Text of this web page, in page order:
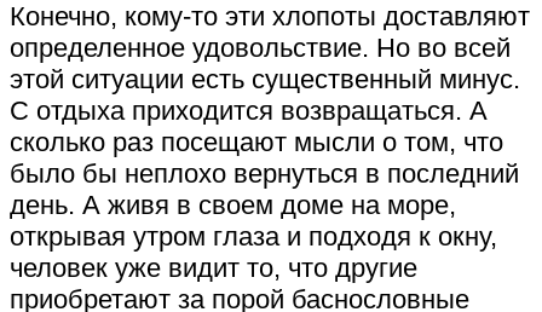
Конечно, кому-то эти хлопоты доставляют
определенное удовольствие. Но во всей
этой ситуации есть существенный минус.
С отдыха приходится возвращаться. А
сколько раз посещают мысли о том, что
было бы неплохо вернуться в последний
день. А живя в своем доме на море,
открывая утром глаза и подходя к окну,
человек уже видит то, что другие
приобретают за порой баснословные